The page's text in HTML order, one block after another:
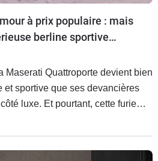
à prix populaire : mais
berline sportive
Maserati Quattroporte devient bien
et sportive que ses devancières
luxe. Et pourtant, cette furie
est bien plus fiable qu’on ne